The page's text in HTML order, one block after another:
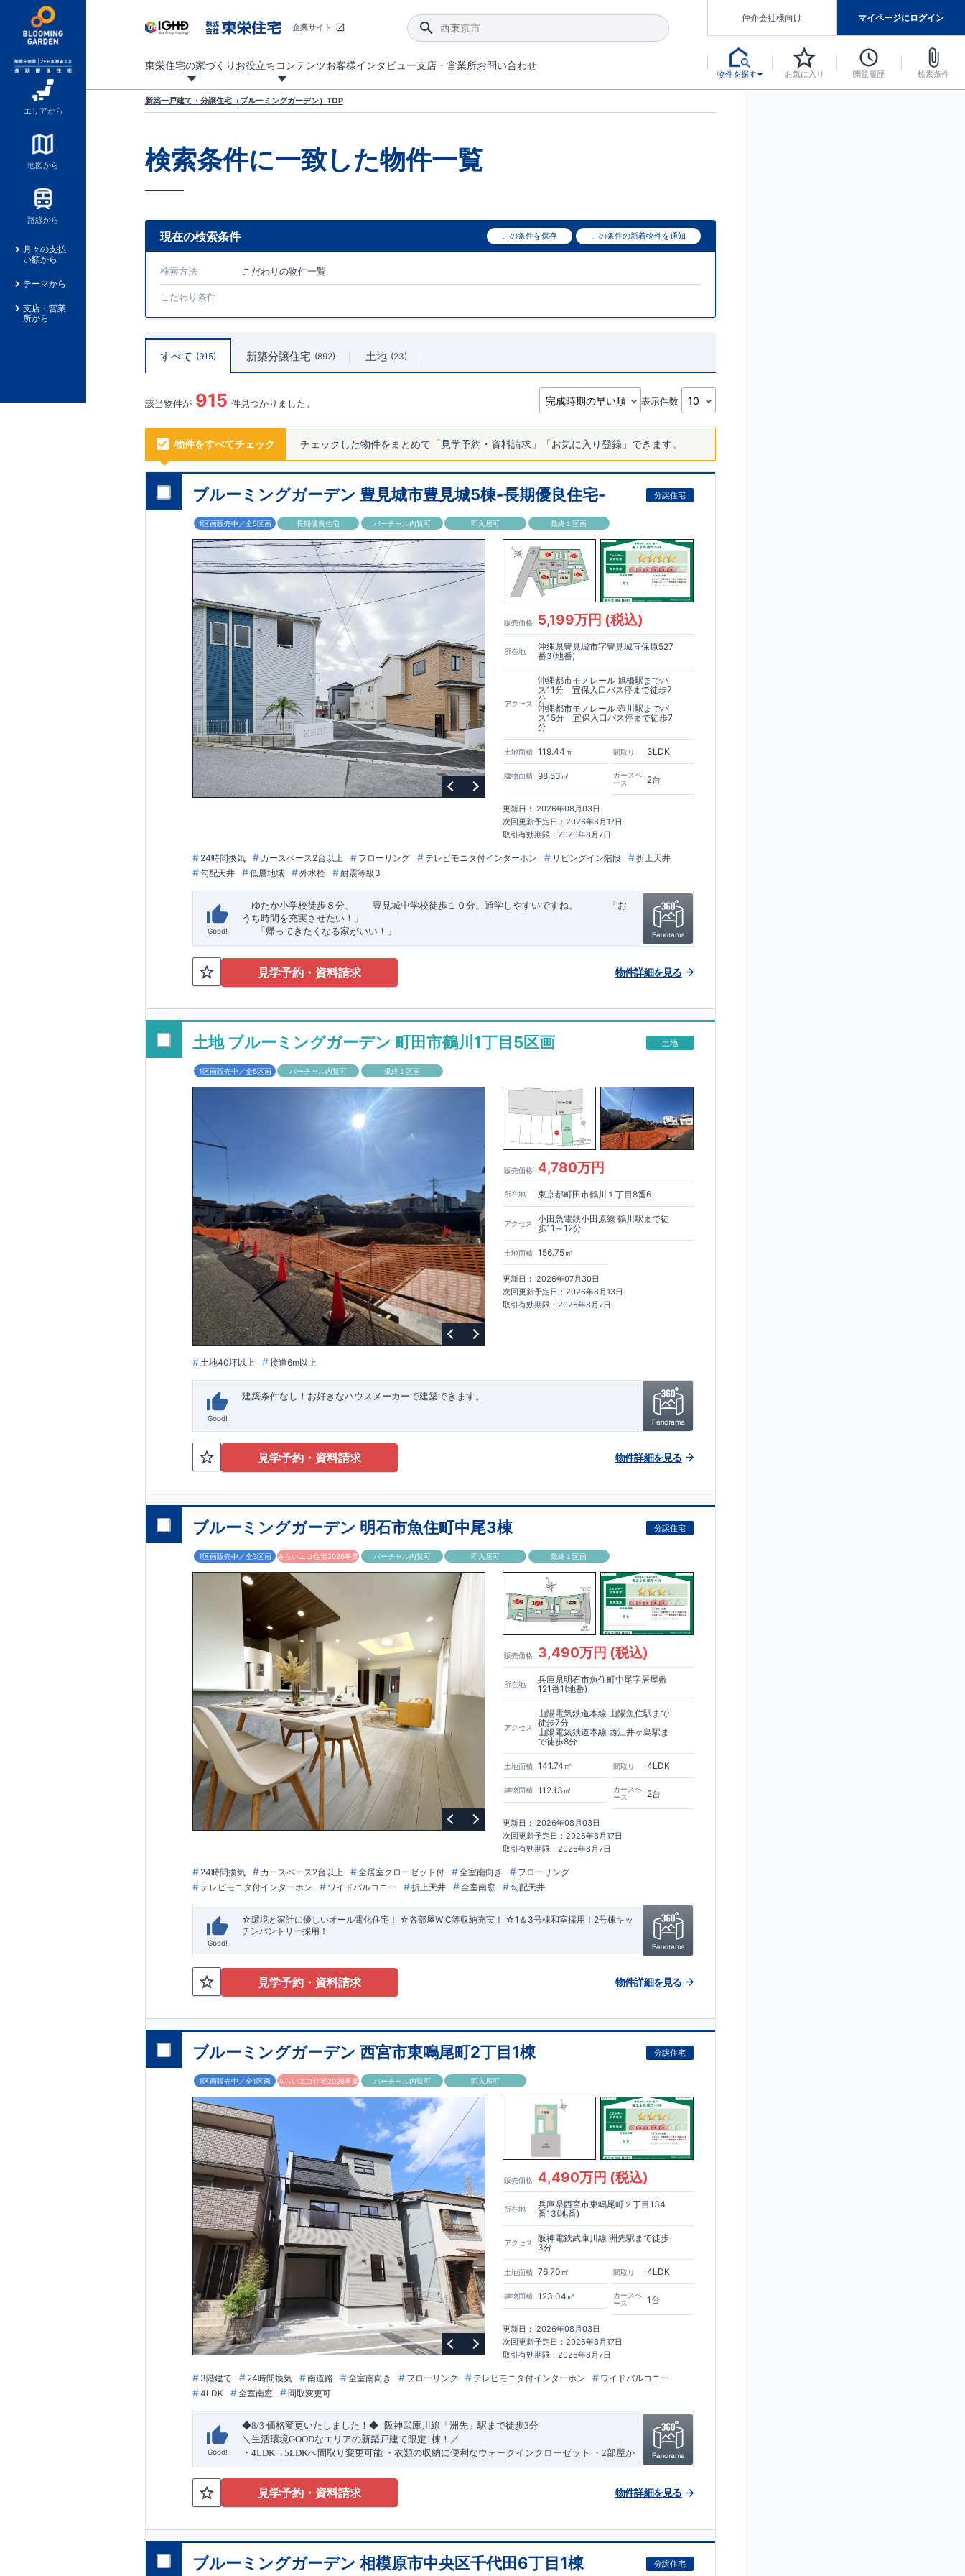
エリアから
地図から
路線から
月々の支払
い額から
テーマから
支店・営業
所から
企業サイト
東栄住宅の家づくり お役立ちコンテンツお客様インタビュー支店・営業所お問い合わせ
仲介会社様向け マイページにログイン
物件を探す お気に入り 閲覧履歴 検索条件
新築一戸建て・分譲住宅（ブルーミングガーデン）TOP
検索条件に一致した物件一覧
現在の検索条件 この条件を保存 この条件の新着物件を通知
検索方法 こだわりの物件一覧
こだわり条件
すべて 915 新築分譲住宅 892 土地 23
該当物件が 915 件見つかりました。 表示件数
物件をすべてチェック チェックした物件をまとめて「見学予約・資料請求」「お気に入り登録」できます。
ブルーミングガーデン 豊見城市豊見城5棟-長期優良住宅- 分譲住宅
1区画販売中／全5区画 長期優良住宅 バーチャル内覧可 即入居可 最終１区画
販売価格 5,199万円 (税込)
所在地
沖縄県豊見城市字豊見城宜保原527
番3(地番)
アクセス
沖縄都市モノレール 旭橋駅までバ
ス11分 宜保入口バス停まで徒歩7
分
沖縄都市モノレール 壺川駅までバ
ス15分 宜保入口バス停まで徒歩7
分
土地面積 119.44㎡
建物面積 98.53㎡
間取り 3LDK
カースペ
ース
2台
更新日： 2026年08月03日
次回更新予定日：2026年8月17日
取引有効期限：2026年8月7日
24時間換気 カースペース2台以上 フローリング テレビモニタ付インターホン リビングイン階段
折上天井
勾配天井
低層地域 外水栓 耐震等級3
Good!
ゆたか小学校徒歩８分、 豊見城中学校徒歩１０分。通学しやすいですね。
「お
うち時間を充実させたい！」
「帰ってきたくなる家がいい！」
TEL:098-860-2201（火・水曜日定休日、年末年始休み）
配ボックス・玄関電子キー・浴室換気乾燥機・防犯ガラス
■１階廻りの構造材は防腐・防蟻性を確保するため、構造用集成材にヒノキを使用しておりま
す！
■長期優良住宅もっと詳しく 「いい家を作って、きちんと手入れをして、長く大切に使う」
という考え方の下、 国が定めた7つの厳しい技術基準をクリアした物件だけが認定を受けられ
長期優良住宅として認定を受けるためには、国が定めた下記
つの技術基準をクリアする必要
があります。東栄住宅は全棟でクリア！①耐震性②劣化対策③維持管理性④住戸面積⑤省エネ
ルギー性⑥居住環境⑦維持保全管理
そのほかの魅力として、住宅ローン金利優遇、固定資産税の減税、中古市場での売却時にも有
「設計」と「建設」のダブルで
性能を評価されています！図面を第三者機関へ提出します。外部評価委員が建設中に 3回、竣
回の現場検査が行われます。構造の安定、劣化の軽減、維持管理への配慮、温熱環
境・エネルギー消費量（断熱等性能）の必須4分野、空気環境で、最高等級取得！ ■耐震等級
3
もっと詳しく 東栄住宅の建物は、国が定めた耐震最高等級
を取得。建築基準法に定め
られた、｢数百年に一度発生する地震に対して、倒壊、崩壊しない｣という基準から、さらに
1.5倍の耐震力を達成しています。 ■耐風等級2 災害時の損傷の受けにくさを評価されていま
す。建築基準法に定められている暴風による力（500年に1 度）のさらに 1.2倍の暴風に対して
も損傷を生じないことで耐風最高等級2を取得しています。
栄住宅は土地の仕入れ、設計、施工、販売、メンテナンスまで、すべてのプロセスに携わって
います。 ■アフターサポートもっと詳しく 快適に暮らすことができる住宅の品質を長
期にわたり維持するには、定期的な点検を実施することが重要です。 最大 60年間の保証制度
がございます。もちろん、定期点検以外でも万一不具合が発生した際は対応いたします。
当社こだわりの空間アイディアを ショート動画で
ご紹介しています。ここをクリック
見学予約・資料請求 物件詳細を見る
土地 ブルーミングガーデン 町田市鶴川1丁目5区画 土地
1区画販売中／全5区画 バーチャル内覧可 最終１区画
販売価格 4,780万円
所在地 東京都町田市鶴川１丁目8番6
アクセス
小田急電鉄小田原線 鶴川駅まで徒
歩11～12分
土地面積 156.75㎡
更新日： 2026年07月30日
次回更新予定日：2026年8月13日
取引有効期限：2026年8月7日
土地40坪以上 接道6m以上
Good!
建築条件なし！​お好きなハウスメーカーで建築できます。
見学予約・資料請求 物件詳細を見る
ブルーミングガーデン 明石市魚住町中尾3棟 分譲住宅
1区画販売中／全3区画 みらいエコ住宅2026事業 バーチャル内覧可 即入居可 最終１区画
販売価格 3,490万円 (税込)
所在地
兵庫県明石市魚住町中尾字居屋敷
121番1(地番)
アクセス
山陽電気鉄道本線 山陽魚住駅まで
徒歩7分
山陽電気鉄道本線 西江井ヶ島駅ま
で徒歩8分
土地面積 141.74㎡
建物面積 112.13㎡
間取り 4LDK
カースペ
ース
2台
更新日： 2026年08月03日
次回更新予定日：2026年8月17日
取引有効期限：2026年8月7日
24時間換気 カースペース2台以上 全居室クローゼット付 全室南向き
フローリング
テレビモニタ付インターホン
ワイドバルコニー 折上天井 全室南窓 勾配天井
Good!
☆環境と家計に優しいオール電化住宅！ ☆各部屋WIC等収納充実！ ☆1＆3号棟和室採用！2号棟キッ
チンパントリー採用！
見学予約・資料請求 物件詳細を見る
ブルーミングガーデン 西宮市東鳴尾町2丁目1棟 分譲住宅
1区画販売中／全1区画 みらいエコ住宅2026事業 バーチャル内覧可 即入居可
販売価格 4,490万円 (税込)
所在地
兵庫県西宮市東鳴尾町２丁目134
番13(地番)
アクセス
阪神電鉄武庫川線 洲先駅まで徒歩
3分
土地面積 76.70㎡
建物面積 123.04㎡
間取り 4LDK
カースペ
ース
1台
更新日： 2026年08月03日
次回更新予定日：2026年8月17日
取引有効期限：2026年8月7日
3階建て 24時間換気 南道路 全室南向き フローリング テレビモニタ付インターホン
ワイドバルコニー
4LDK
全室南窓 間取変更可
Good!
◆8/3 価格変更いたしました！◆​ 阪神武庫川線 「洲先」駅まで徒歩3分
＼生活環境GOODなエリアの新築戸建て限定1棟！／
・4LDK→5LDKへ間取り変更可能 ・衣類の収納に便利なウォークインクローゼット
・2部屋か
ら行き来できる続きバルコニー ・デザインと機能性を兼ね備えたオープンサニタリーirodori
・リビング全体を見渡せる対面キッチン
・網戸11万円(税込)で設置可能！
↓クリックすると特設ページにジャンプします↓
エントランス」が受賞いたしました！ ○耐震等級最高等級3 ・数百年に一度の地震に耐える
平日・休日ご内覧可能です！
見学予約・資料請求 物件詳細を見る
ブルーミングガーデン 相模原市中央区千代田6丁目1棟 分譲住宅